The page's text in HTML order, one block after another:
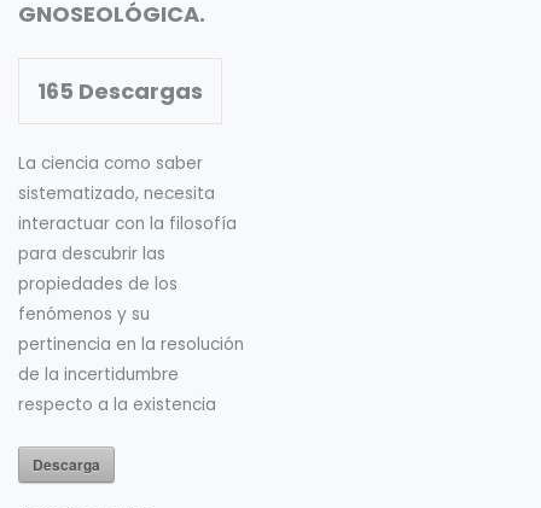
GNOSEOLÓGICA.
165 Descargas
La ciencia como saber
sistematizado, necesita
interactuar con la filosofía
para descubrir las
propiedades de los
fenómenos y su
pertinencia en la resolución
de la incertidumbre
respecto a la existencia
Descarga